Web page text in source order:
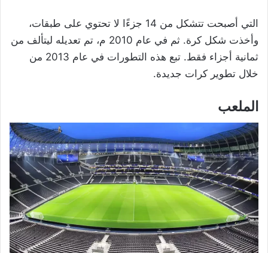
التي أصبحت تتشكل من 14 جزءًا لا تحتوي على طبقات،
وأخذت شكل كرة. ثم في عام 2010 م، تم تعديله ليتألف من
ثمانية أجزاء فقط. تبع هذه التطورات في عام 2013 من
خلال تطوير كرات جديدة.
الملعب